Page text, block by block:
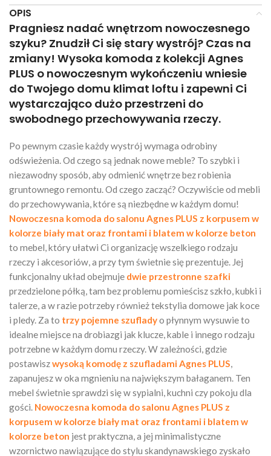
OPIS
Pragniesz nadać wnętrzom nowoczesnego
szyku? Znudził Ci się stary wystrój? Czas na
zmiany! Wysoka komoda z kolekcji Agnes
PLUS o nowoczesnym wykończeniu wniesie
do Twojego domu klimat loftu i zapewni Ci
wystarczająco dużo przestrzeni do
swobodnego przechowywania rzeczy.
Po pewnym czasie każdy wystrój wymaga odrobiny
odświeżenia. Od czego są jednak nowe meble? To szybki i
niezawodny sposób, aby odmienić wnętrze bez robienia
gruntownego remontu. Od czego zacząć? Oczywiście od mebli
do przechowywania, które są niezbędne w każdym domu!
Nowoczesna komoda do salonu Agnes PLUS z korpusem w
kolorze biały mat oraz frontami i blatem w kolorze beton
to mebel, który ułatwi Ci organizację wszelkiego rodzaju
rzeczy i akcesoriów, a przy tym świetnie się prezentuje. Jej
funkcjonalny układ obejmuje dwie przestronne szafki
przedzielone półką, tam bez problemu pomieścisz szkło, kubki i
talerze, a w razie potrzeby również tekstylia domowe jak koce
i pledy. Za to trzy pojemne szufladyo płynnym wysuwie to
idealne miejsce na drobiazgi jak klucze, kable i innego rodzaju
potrzebne w każdym domu rzeczy. W zależności, gdzie
postawiszwysoką komodę z szufladami Agnes PLUS,
zapanujesz w oka mgnieniu na największym bałaganem. Ten
mebel świetnie sprawdzi się w sypialni, kuchni czy pokoju dla
gości. Nowoczesna komoda do salonu Agnes PLUS z
korpusem w kolorze biały mat oraz frontami i blatem w
kolorze beton jest praktyczna, a jej minimalistyczne
wzornictwo nawiązujące do stylu skandynawskiego zyskało